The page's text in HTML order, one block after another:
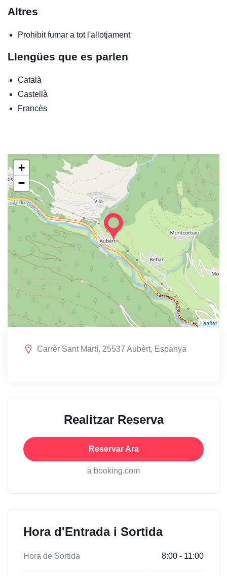
Altres
Prohibit fumar a tot l'allotjament
Llengües que es parlen
Català
Castellà
Francès
+
−
Leaflet
Carrèr Sant Martí, 25537 Aubèrt, Espanya
Realitzar Reserva
Reservar Ara
a booking.com
Hora d'Entrada i Sortida
Hora de Sortida 8:00 - 11:00